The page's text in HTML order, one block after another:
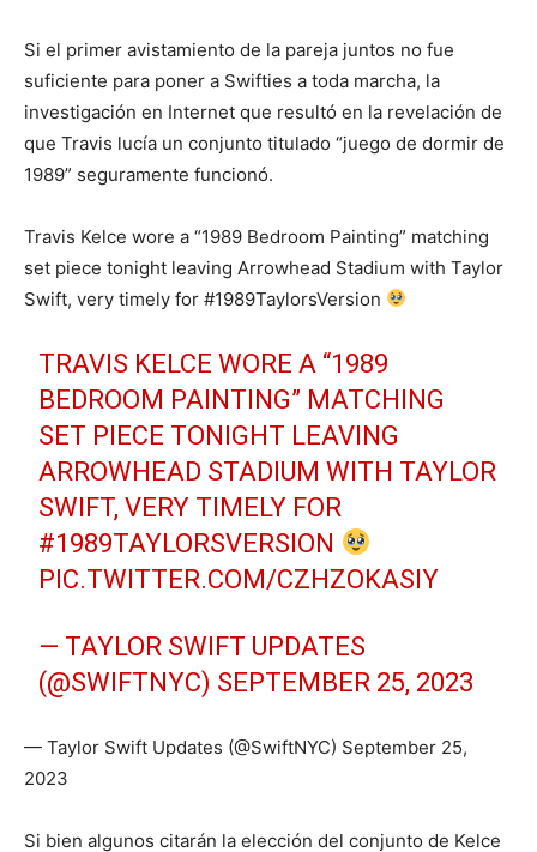
Si el primer avistamiento de la pareja juntos no fue
suficiente para poner a Swifties a toda marcha, la
investigación en Internet que resultó en la revelación de
que Travis lucía un conjunto titulado “juego de dormir de
1989” seguramente funcionó.
Travis Kelce wore a “1989 Bedroom Painting” matching
set piece tonight leaving Arrowhead Stadium with Taylor
Swift, very timely for #1989TaylorsVersion
TRAVIS KELCE WORE A “1989
BEDROOM PAINTING” MATCHING
SET PIECE TONIGHT LEAVING
ARROWHEAD STADIUM WITH TAYLOR
SWIFT, VERY TIMELY FOR
#1989TAYLORSVERSION
PIC.TWITTER.COM/CZHZOKASIY
— TAYLOR SWIFT UPDATES
(@SWIFTNYC) SEPTEMBER 25, 2023
— Taylor Swift Updates (@SwiftNYC) September 25,
2023
Si bien algunos citarán la elección del conjunto de Kelce